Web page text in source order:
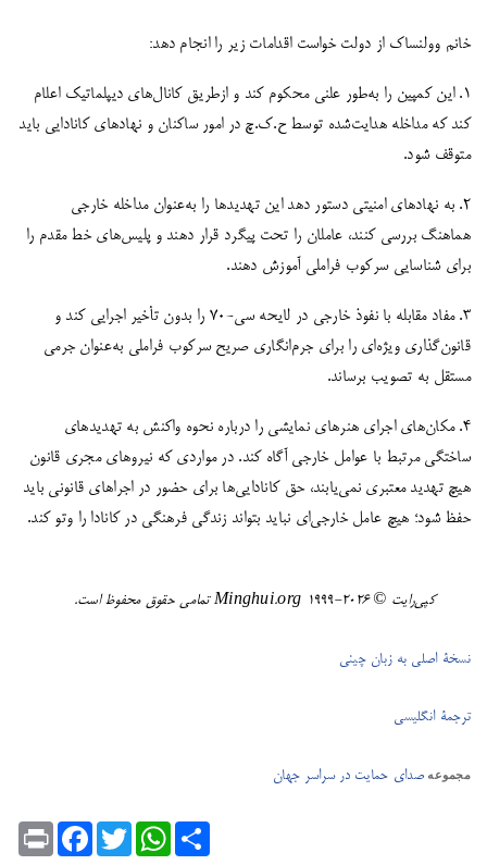
خانم وولنساک از دولت خواست اقدامات زیر را انجام دهد:
۱. این کمپین را به‌طور علنی محکوم کند و ازطریق کانال‌های دیپلماتیک اعلام
کند که مداخله هدایت‌شده توسط ح.ک.چ در امور ساکنان و نهادهای کانادایی باید
متوقف شود.
۲. به نهادهای امنیتی دستور دهد این تهدیدها را به‌عنوان مداخله خارجی
هماهنگ بررسی کنند، عاملان را تحت پیگرد قرار دهند و پلیس‌های خط مقدم را
برای شناسایی سرکوب فراملی آموزش دهند.
۳. مفاد مقابله با نفوذ خارجی در لایحه سی-۷۰ را بدون تأخیر اجرایی کند و
قانون‌گذاری ویژه‌ای را برای جرم‌انگاری صریح سرکوب فراملی به‌عنوان جرمی
مستقل به تصویب برساند.
۴. مکان‌های اجرای هنرهای نمایشی را درباره نحوه واکنش به تهدیدهای
ساختگی مرتبط با عوامل خارجی آگاه کند. در مواردی که نیروهای مجری قانون
هیچ تهدید معتبری نمی‌یابند، حق کانادایی‌ها برای حضور در اجراهای قانونی باید
حفظ شود؛ هیچ عامل خارجی‌ای نباید بتواند زندگی فرهنگی در کانادا را وتو کند.
کپی‌رایت © ۲۰۲۶-١٩٩٩ Minghui.org تمامی حقوق محفوظ است.
نسخۀ اصلی به زبان چینی
ترجمۀ انگلیسی
مجموعهصدای حمایت در سراسر جهان
Print
FacebookTwitter
WhatsAppShare